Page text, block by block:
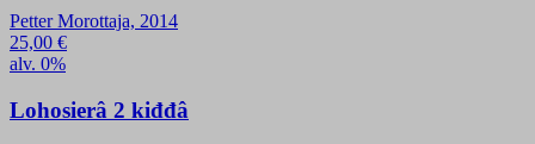
Petter Morottaja, 2014
25,00 €
alv. 0%
Lohosierâ 2 kiđđâ